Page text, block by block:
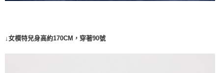
↓女模特兒身高約170CM，穿著90號